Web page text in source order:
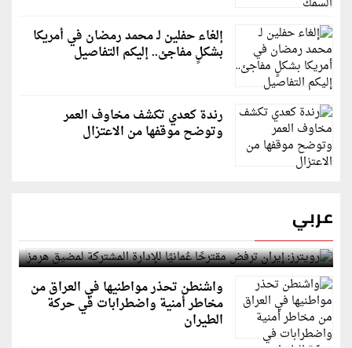
إلغاء حفلين لـ محمد رمضان في أمريكا
بشكلٍ مفاجئ.. إليكم التفاصيل
رندة كعدي تكشف مخاوف العمر
وتوضح موقفها من الاعتزال
عربي
رويترز: إيران ترفض مقترحًا عُمانيًا للإدارة المشتركة
لمضيق هرمز
واشنطن تحذر مواطنيها في العراق من
مخاطر أمنية واضطرابات في حركة
الطيران